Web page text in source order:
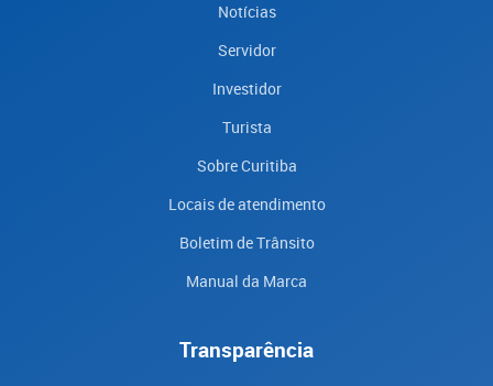
Notícias
Servidor
Investidor
Turista
Sobre Curitiba
Locais de atendimento
Boletim de Trânsito
Manual da Marca
Transparência